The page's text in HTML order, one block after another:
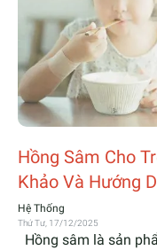
Hồng Sâm Cho
Khảo Và Hướng
Hệ Thống
Thứ Tư, 17/12/2025
Hồng sâm là sản